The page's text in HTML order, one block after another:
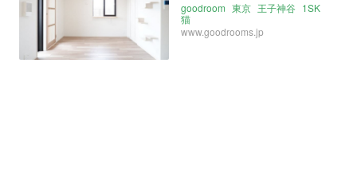
goodroom 東京 王子神谷 1SK
猫
www.goodrooms.jp